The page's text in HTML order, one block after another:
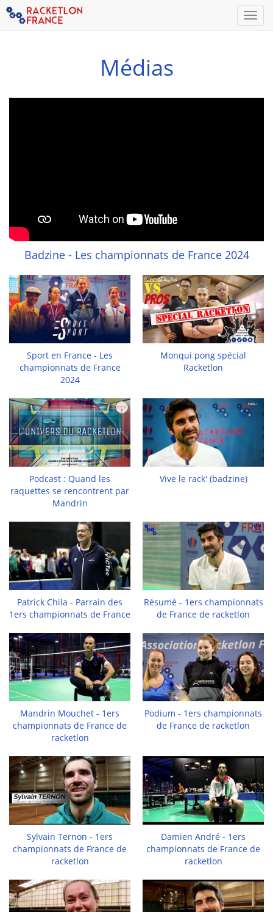
Menu
Médias
Badzine - Les championnats de France 2024
Sport en France - Les
championnats de France
2024
Monqui pong spécial
Racketlon
Podcast : Quand les
raquettes se rencontrent par
Mandrin
Vive le rack' (badzine)
Patrick Chila - Parrain des
1ers championnats de France
Résumé - 1ers championnats
de France de racketlon
Mandrin Mouchet - 1ers
championnats de France de
racketlon
Podium - 1ers championnats
de France de racketlon
Sylvain Ternon - 1ers
championnats de France de
racketlon
Damien André - 1ers
championnats de France de
racketlon